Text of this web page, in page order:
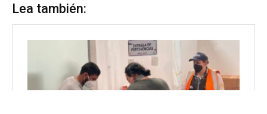
Lea también: